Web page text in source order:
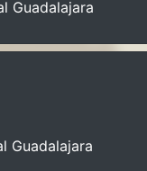
Guadalajara
Guadalajara